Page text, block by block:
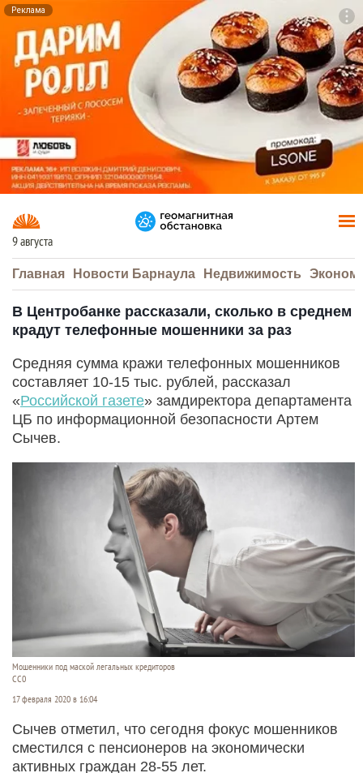
Реклама
9 августа
Главная Новости Барнаула Недвижимость
В Центробанке рассказали, сколько в среднем
крадут телефонные мошенники за раз
Средняя сумма кражи телефонных мошенников
составляет 10-15 тыс. рублей, рассказал
«Российской газете» замдиректора департамента
ЦБ по информационной безопасности Артем
Сычев.
Мошенники под маской легальных кредиторов
СС0
17 февраля 2020 в 16:04
Сычев отметил, что сегодня фокус мошенников
сместился с пенсионеров на экономически
активных граждан 28-55 лет.